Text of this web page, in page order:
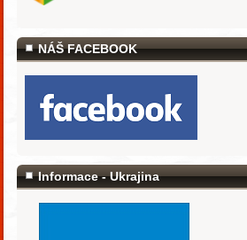
NÁŠ FACEBOOK
Informace - Ukrajina